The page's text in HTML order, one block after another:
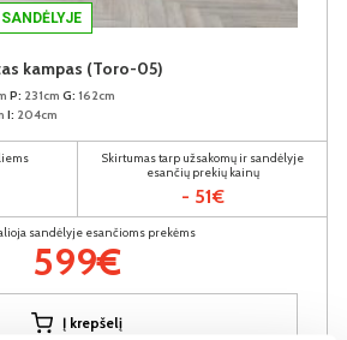
kampas (Toro-05)
P: 231cm G: 162cm
I: 204cm
Skirtumas tarp užsakomų ir sandėlyje
esančių prekių kainų
- 51€
sandėlyje esančioms prekėms
599€
Į krepšelį